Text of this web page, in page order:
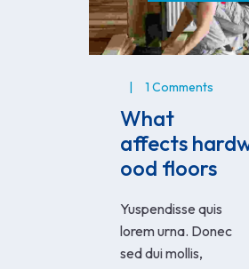
1 Comments
What
affects
ood floors
Yuspendisse quis
lorem urna. Donec
sed dui mollis,